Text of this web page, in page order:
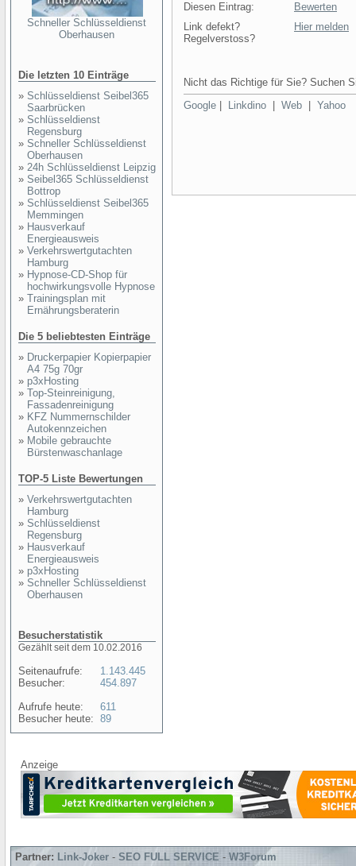
Schneller Schlüsseldienst
Oberhausen
Die letzten 10 Einträge
» Schlüsseldienst Seibel365
Saarbrücken
» Schlüsseldienst
Regensburg
» Schneller Schlüsseldienst
Oberhausen
» 24h Schlüsseldienst Leipzig
» Seibel365 Schlüsseldienst
Bottrop
» Schlüsseldienst Seibel365
Memmingen
» Hausverkauf
Energieausweis
» Verkehrswertgutachten
Hamburg
» Hypnose-CD-Shop für
hochwirkungsvolle Hypnose
» Trainingsplan mit
Ernährungsberaterin
Die 5 beliebtesten Einträge
» Druckerpapier Kopierpapier
A4 75g 70gr
» p3xHosting
» Top-Steinreinigung,
Fassadenreinigung
» KFZ Nummernschilder
Autokennzeichen
» Mobile gebrauchte
Bürstenwaschanlage
TOP-5 Liste Bewertungen
» Verkehrswertgutachten
Hamburg
» Schlüsseldienst
Regensburg
» Hausverkauf
Energieausweis
» p3xHosting
» Schneller Schlüsseldienst
Oberhausen
Besucherstatistik
Gezählt seit dem 10.02.2016
Seitenaufrufe:
Besucher:
Aufrufe heute:
Besucher heute:
1.143.445
454.897
611
89
Diesen Eintrag:
Bewerten
Link defekt?
Regelverstoss?
Hier melden
Nicht das Richtige für Sie? Suchen
Google
Linkdino Web Yahoo
Anzeige
Partner: Link-Joker - SEO FULL SERVICE - W3Forum